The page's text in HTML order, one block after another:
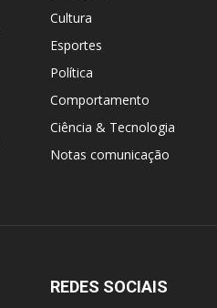
Cultura
Esportes
Política
Comportamento
Ciência & Tecnologia
Notas comunicação
REDES SOCIAIS